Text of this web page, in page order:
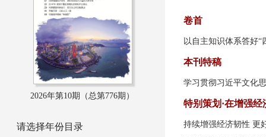
2026年第10期（总第776期）
请选择年份目录
卷首
以自主知识体系答好“
本刊特稿
学习贯彻习近平文化
特别策划·在增强
持续增强经济韧性 更